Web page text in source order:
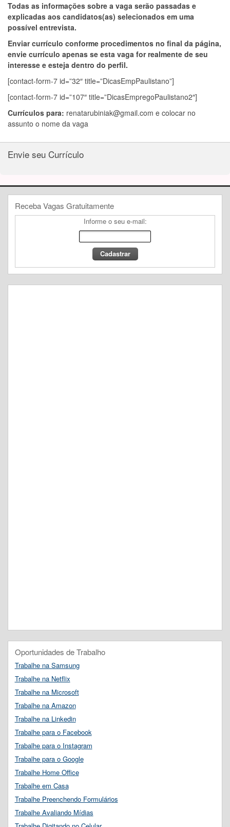
Todas as informações sobre a vaga serão passadas e
explicadas aos candidatos(as) selecionados em uma
possível entrevista.
Enviar currículo conforme procedimentos no final da página,
envie currículo apenas se esta vaga for realmente de seu
interesse e esteja dentro do perfil.
[contact-form-7 id=”32″ title=”DicasEmpPaulistano”]
[contact-form-7 id=”107″ title=”DicasEmpregoPaulistano2″]
Currículos para: renatarubiniak@gmail.com e colocar no
assunto o nome da vaga
Envie seu Currículo
Receba Vagas Gratuitamente
Informe o seu e-mail:
Oportunidades de Trabalho
Trabalhe na Samsung
Trabalhe na Netflix
Trabalhe na Microsoft
Trabalhe na Amazon
Trabalhe na Linkedin
Trabalhe para o Facebook
Trabalhe para o Instagram
Trabalhe para o Google
Trabalhe Home Office
Trabalhe em Casa
Trabalhe Preenchendo Formulários
Trabalhe Avaliando Mídias